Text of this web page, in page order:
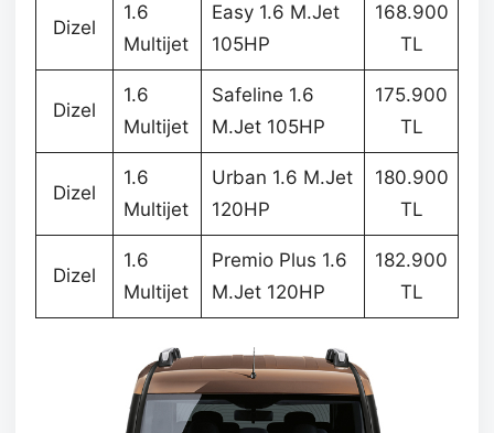
Dizel
1.6
Multijet
Easy 1.6 M.Jet
105HP
168.900
TL
Dizel
1.6
Multijet
Safeline 1.6
M.Jet 105HP
175.900
TL
Dizel
1.6
Multijet
Urban 1.6 M.Jet
120HP
180.900
TL
Dizel
1.6
Multijet
Premio Plus 1.6
M.Jet 120HP
182.900
TL